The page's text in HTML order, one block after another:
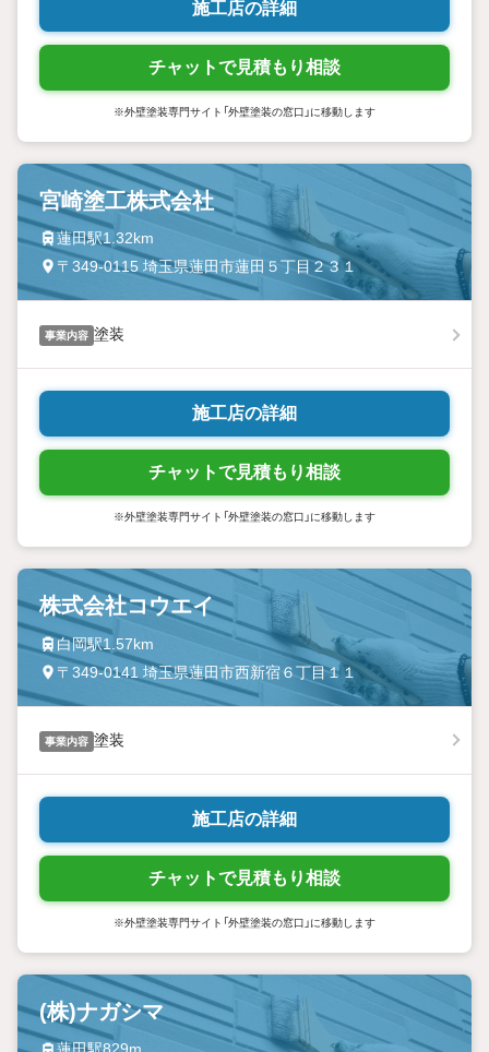
施工店の詳細
チャットで見積もり相談
※外壁塗装専門サイト「外壁塗装の窓口」に移動します
宮崎塗工株式会社
蓮田駅1.32km
〒349-0115 埼玉県蓮田市蓮田５丁目２３１
事業内容 塗装
施工店の詳細
チャットで見積もり相談
※外壁塗装専門サイト「外壁塗装の窓口」に移動します
株式会社コウエイ
白岡駅1.57km
〒349-0141 埼玉県蓮田市西新宿６丁目１１
事業内容 塗装
施工店の詳細
チャットで見積もり相談
※外壁塗装専門サイト「外壁塗装の窓口」に移動します
(株)ナガシマ